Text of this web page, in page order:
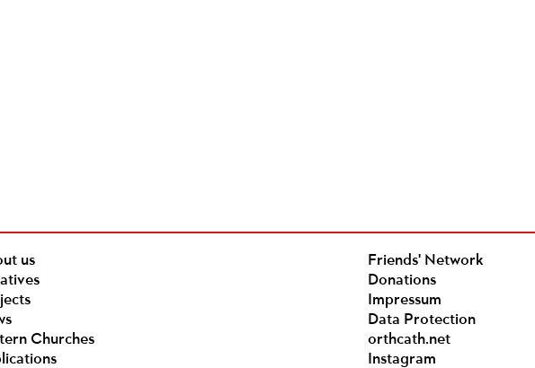
us
Churches
Friends' Network
Donations
Impressum
Data Protection
orthcath.net
Instagram